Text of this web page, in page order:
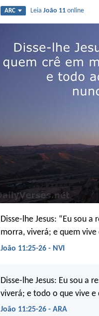
ARC LeiaJoão 11 online
Disse-lhe Jesus: “Eu sou
morra, viverá; e quem
João 11:25-26 - NVI
Disse-lhe Jesus: Eu sou a
viverá; e todo o que vive
João 11:25-26 - ARA